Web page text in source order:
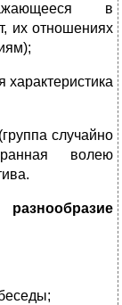
в
их отношениях
характеристика
слу­чайно
волею